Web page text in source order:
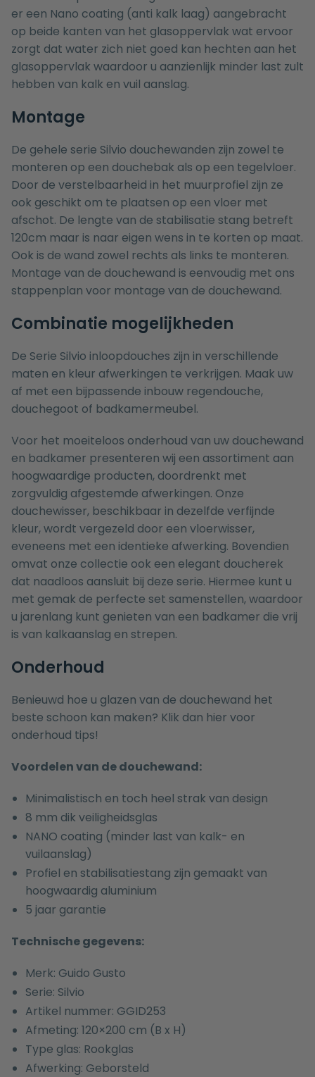
er een Nano coating (anti kalk laag) aangebracht
op beide kanten van het glasoppervlak wat ervoor
zorgt dat water zich niet goed kan hechten aan het
glasoppervlak waardoor u aanzienlijk minder last zult
hebben van kalk en vuil aanslag.
Montage
De gehele serie Silvio douchewanden zijn zowel te
monteren op een douchebak als op een tegelvloer.
Door de verstelbaarheid in het muurprofiel zijn ze
ook geschikt om te plaatsen op een vloer met
afschot. De lengte van de stabilisatie stang betreft
120cm maar is naar eigen wens in te korten op maat.
Ook is de wand zowel rechts als links te monteren.
Montage van de douchewand is eenvoudig met ons
stappenplan voor montage van de douchewand.
Combinatie mogelijkheden
De Serie Silvio inloopdouches zijn in verschillende
maten en kleur afwerkingen te verkrijgen. Maak uw
af met een bijpassende inbouw regendouche,
douchegoot of badkamermeubel.
Voor het moeiteloos onderhoud van uw douchewand
en badkamer presenteren wij een assortiment aan
hoogwaardige producten, doordrenkt met
zorgvuldig afgestemde afwerkingen. Onze
douchewisser, beschikbaar in dezelfde verfijnde
kleur, wordt vergezeld door een vloerwisser,
eveneens met een identieke afwerking. Bovendien
omvat onze collectie ook een elegant doucherek
dat naadloos aansluit bij deze serie. Hiermee kunt u
met gemak de perfecte set samenstellen, waardoor
u jarenlang kunt genieten van een badkamer die vrij
is van kalkaanslag en strepen.
Onderhoud
Benieuwd hoe u glazen van de douchewand het
beste schoon kan maken? Klik dan hier voor
onderhoud tips!
Voordelen van de douchewand:
Minimalistisch en toch heel strak van design
8 mm dik veiligheidsglas
NANO coating (minder last van kalk- en
vuilaanslag)
Profiel en stabilisatiestang zijn gemaakt van
hoogwaardig aluminium
5 jaar garantie
Technische gegevens:
Merk: Guido Gusto
Serie: Silvio
Artikel nummer: GGID253
Afmeting: 120×200 cm (B x H)
Type glas: Rookglas
Afwerking: Geborsteld